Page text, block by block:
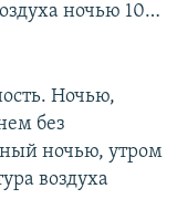
ночью 10…
Ночью,
без
ночью, утром
воздуха